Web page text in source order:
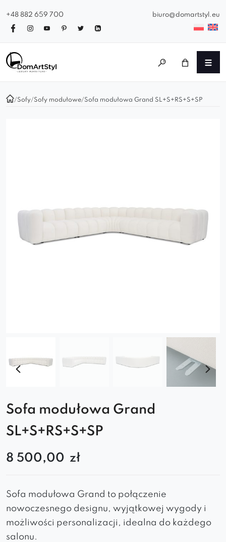
+48 882 659 700 biuro@domartstyl.eu
/Sofy/Sofy modułowe/Sofa modułowa Grand SL+S+RS+S+SP
Sofa modułowa Grand
SL+S+RS+S+SP
8 500,00 zł
Sofa modułowa Grand to połączenie
nowoczesnego designu, wyjątkowej wygody i
możliwości personalizacji, idealna do każdego
salonu.